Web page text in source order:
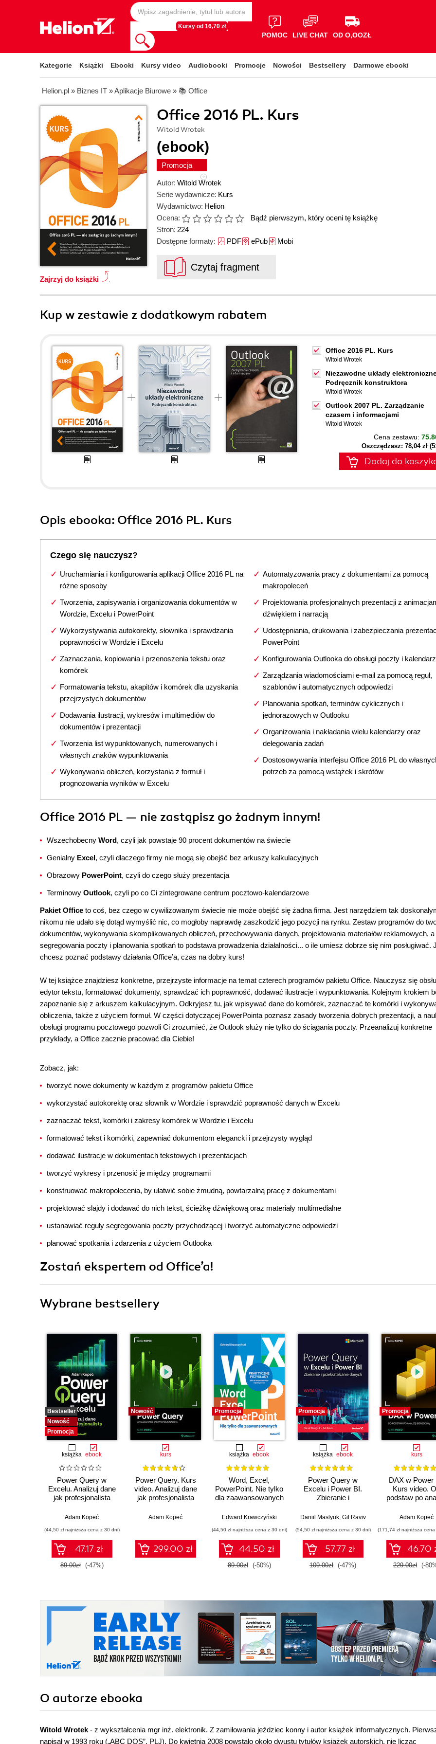
Kursy od 16,70 zł
POMOC LIVE CHAT OD O,OOZŁ
Kategorie Książki Ebooki Kursy video Audiobooki Promocje Nowości Bestsellery Darmowe ebooki
Helion.pl » Biznes IT »Aplikacje Biurowe » 📚 Office
Office 2016 PL. Kurs
Witold Wrotek
(ebook)
Promocja
Zajrzyj do książki
Autor: Witold Wrotek
Serie wydawnicze: Kurs
Wydawnictwo: Helion
Ocena:
Bądź pierwszym, który oceni tę książkę
Stron: 224
Dostępne formaty: PDFePubMobi
Czytaj fragment
Kup w zestawie z dodatkowym rabatem
Office 2016 PL. Kurs
Witold Wrotek
Niezawodne układy
Podręcznik konstruktora
Witold Wrotek
Outlook 2007 PL. Zarządzanie
czasem i informacjami
Witold Wrotek
Cena zestawu:
Oszczędzasz: 78,04 zł
Dodaj do
Opis ebooka: Office 2016 PL. Kurs
Czego się nauczysz?
Uruchamiania i konfigurowania aplikacji Office 2016 PL na
różne sposoby
Tworzenia, zapisywania i organizowania dokumentów w
Wordzie, Excelu i PowerPoint
Wykorzystywania autokorekty, słownika i sprawdzania
poprawności w Wordzie i Excelu
Zaznaczania, kopiowania i przenoszenia tekstu oraz
komórek
Formatowania tekstu, akapitów i komórek dla uzyskania
przejrzystych dokumentów
Dodawania ilustracji, wykresów i multimediów do
dokumentów i prezentacji
Tworzenia list wypunktowanych, numerowanych i
własnych znaków wypunktowania
Wykonywania obliczeń, korzystania z formuł i
prognozowania wyników w Excelu
Automatyzowania pracy z dokumentami za pomocą
makropoleceń
Projektowania profesjonalnych prezentacji z
dźwiękiem i narracją
Udostępniania, drukowania i zabezpieczania
PowerPoint
Konfigurowania Outlooka do obsługi poczty i
Zarządzania wiadomościami e-mail za pomocą reguł,
szablonów i automatycznych odpowiedzi
Planowania spotkań, terminów cyklicznych i
jednorazowych w Outlooku
Organizowania i nakładania wielu kalendarzy oraz
delegowania zadań
Dostosowywania interfejsu Office 2016 PL do
potrzeb za pomocą wstążek i skrótów
Office 2016 PL — nie zastąpisz go żadnym innym!
Wszechobecny Word, czyli jak powstaje 90 procent dokumentów na świecie
Genialny Excel, czyli dlaczego firmy nie mogą się obejść bez arkuszy kalkulacyjnych
Obrazowy PowerPoint, czyli do czego służy prezentacja
Terminowy Outlook, czyli po co Ci zintegrowane centrum pocztowo-kalendarzowe
Pakiet Office to coś, bez czego w cywilizowanym świecie nie może obejść się żadna firma. Jest narzędziem tak
nikomu nie udało się dotąd wymyślić nic, co mogłoby naprawdę zaszkodzić jego pozycji na rynku. Zestaw programów do
dokumentów, wykonywania skomplikowanych obliczeń, przechowywania danych, projektowania materiałów reklamowych,
segregowania poczty i planowania spotkań to podstawa prowadzenia działalności... o ile umiesz dobrze się nim posługiwać.
chcesz poznać podstawy działania Office’a, czas na dobry kurs!
W tej książce znajdziesz konkretne, przejrzyste informacje na temat czterech programów pakietu Office. Nauczysz się
edytor tekstu, formatować dokumenty, sprawdzać ich poprawność, dodawać ilustracje i wypunktowania. Kolejnym krokiem
zapoznanie się z arkuszem kalkulacyjnym. Odkryjesz tu, jak wpisywać dane do komórek, zaznaczać te komórki i
obliczenia, także z użyciem formuł. W części dotyczącej PowerPointa poznasz zasady tworzenia dobrych prezentacji, a
obsługi programu pocztowego pozwoli Ci zrozumieć, że Outlook służy nie tylko do ściągania poczty. Przeanalizuj konkretne
przykłady, a Office zacznie pracować dla Ciebie!
Zobacz, jak:
tworzyć nowe dokumenty w każdym z programów pakietu Office
wykorzystać autokorektę oraz słownik w Wordzie i sprawdzić poprawność danych w Excelu
zaznaczać tekst, komórki i zakresy komórek w Wordzie i Excelu
formatować tekst i komórki, zapewniać dokumentom elegancki i przejrzysty wygląd
dodawać ilustracje w dokumentach tekstowych i prezentacjach
tworzyć wykresy i przenosić je między programami
konstruować makropolecenia, by ułatwić sobie żmudną, powtarzalną pracę z dokumentami
projektować slajdy i dodawać do nich tekst, ścieżkę dźwiękową oraz materiały multimedialne
ustanawiać reguły segregowania poczty przychodzącej i tworzyć automatyczne odpowiedzi
planować spotkania i zdarzenia z użyciem Outlooka
Zostań ekspertem od Office’a!
Wybrane bestsellery
Bestseller
Nowość
Promocja
książka ebook
Power Query w
Excelu. Analizuj dane
jak profesjonalista
Adam Kopeć
(44,50 zł najniższa cena z 30 dni)
47.17 zł
89.00zł (-47%)
Nowość
kurs
Power Query. Kurs
video. Analizuj dane
jak profesjonalista
Adam Kopeć
299.00 zł
Promocja
książka ebook
Word, Excel,
PowerPoint. Nie tylko
dla zaawansowanych
Edward Krawczyński
(44,50 zł najniższa cena z 30 dni)
44.50 zł
89.00zł (-50%)
Promocja
książka ebook
Power Query w
Excelu i Power BI.
Zbieranie i
danych. Wydanie II
Daniil Maslyuk, Gil Raviv
(54,50 zł najniższa cena z 30 dni)
57.77 zł
109.00zł (-47%)
Promocja
kurs
DAX w Power
Kurs video.
podstaw po
Adam Kopeć
(171,74 zł najniższa
46.70
229.00zł (-
O autorze ebooka
Witold Wrotek - z wykształcenia mgr inż. elektronik. Z zamiłowania jeździec konny i autor książek informatycznych.
napisał w 1993 roku („ABC DOS”, PLJ). Do kwietnia 2008 powstało około dwustu tytułów książek autorskich, nie licząc